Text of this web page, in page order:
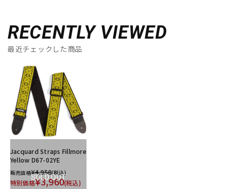
RECENTLY VIEWED
最近チェックした商品
SOLD OUT
Jacquard Straps Fillmore
Yellow D67-02YE
販売価格¥4,950(税込)
特別価格¥3,960(税込)